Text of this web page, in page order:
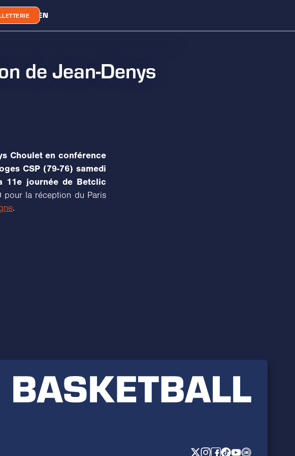
CHORA' LIEN
de Jean-Denys
Choulet en conférence
CSP (79-76) samedi
11e journée de Betclic
pour la réception du Paris
.